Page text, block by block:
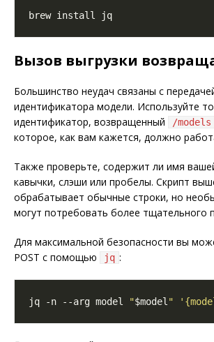
Вызов выгрузки
Большинство неудач связаны с
идентификатора модели. Используйте
идентификатор, возвращенный
/models
которое, как вам кажется, должно
Также проверьте, содержит ли имя
кавычки, слэши или пробелы. Скрипт
обрабатывает обычные строки, но
могут потребовать более тщательного
Для максимальной безопасности вы
POST с помощью
jq :
jq -n --arg model "$model"